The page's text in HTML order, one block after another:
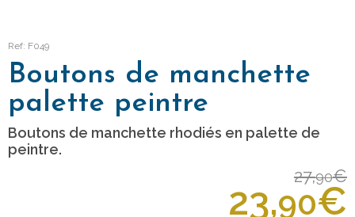
Ref: F049
Boutons de manchette
palette peintre
Boutons de manchette rhodiés en palette de
peintre.
27,90€
23,90€